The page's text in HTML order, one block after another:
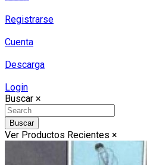
Registrarse
Cuenta
Descarga
Login
Buscar ×
Buscar
Ver Productos Recientes ×